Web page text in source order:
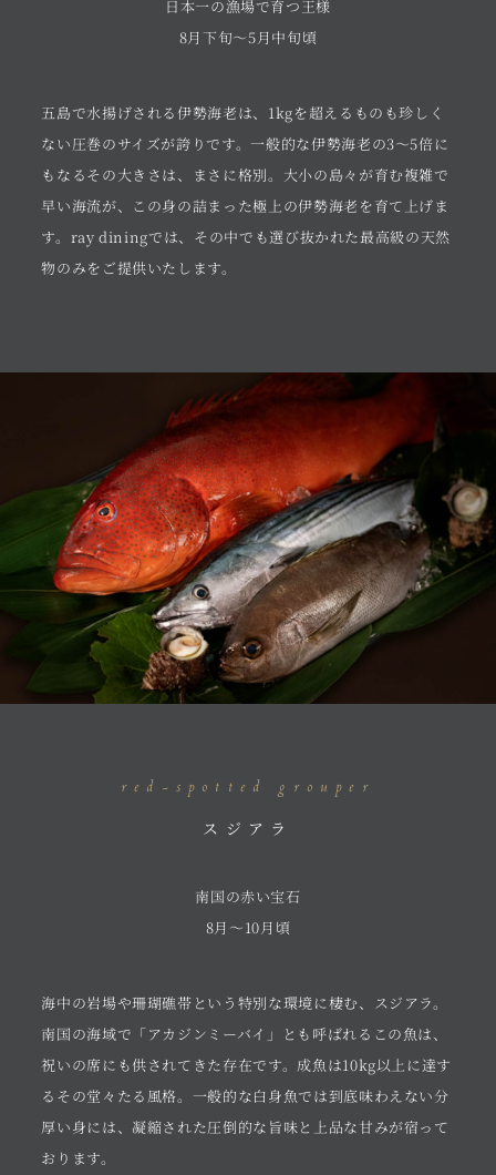
日本一の漁場で育つ王様
8月下旬～5月中旬頃
五島で水揚げされる伊勢海老は、1kgを超えるものも珍しく
ない圧巻のサイズが誇りです。一般的な伊勢海老の3～5倍に
もなるその大きさは、まさに格別。大小の島々が育む複雑で
早い海流が、この身の詰まった極上の伊勢海老を育て上げま
す。ray diningでは、その中でも選び抜かれた最高級の天然
物のみをご提供いたします。
red-spotted grouper
スジアラ
南国の赤い宝石
8月～10月頃
海中の岩場や珊瑚礁帯という特別な環境に棲む、スジアラ。
南国の海域で「アカジンミーバイ」とも呼ばれるこの魚は、
祝いの席にも供されてきた存在です。成魚は10kg以上に達す
るその堂々たる風格。一般的な白身魚では到底味わえない分
厚い身には、凝縮された圧倒的な旨味と上品な甘みが宿って
おります。